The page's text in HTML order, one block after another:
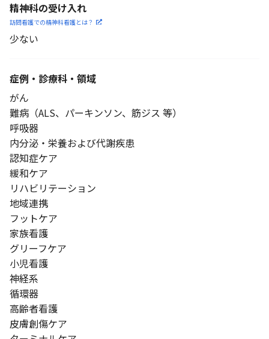
精神科の受け入れ
訪問看護での精神科看護とは？
少ない
症例・診療科・ 領域
がん
難病（ALS、パーキンソン、筋ジス 等）
呼吸器
内分泌・栄養および代謝疾患
認知症ケア
緩和ケア
リハビリテーション
地域連携
フットケア
家族看護
グリーフケア
小児看護
神経系
循環器
高齢者看護
皮膚創傷ケア